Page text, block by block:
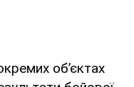
об’єктах